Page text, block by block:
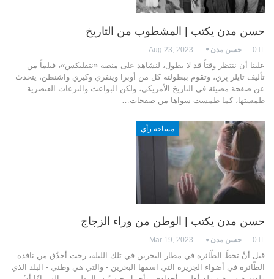
حسن مدن يكتب | المشطوب من التاريخ
حسن مدن Aug 23, 2023
علينا أن ننتظر وقتاً قد لا يطول، لنشاهد على منصة «نتفليكس»، فيلماً من
تأليف تايلر بِري، وتقوم ببطولته كل من أوبرا وينفري وكيري واشنطن، يتحدث
عن صفحة مضيئة في التاريخ الأمريكي، ولكن البواعث والنزعات العنصرية
طمستها، كما طمست سواها من صفحات…
مساحة رأي
حسن مدن يكتب | الوطن من وراء الزجاج
حسن مدن Mar 19, 2023
قبل أنْ تحطّ الطّائرة في مطار البحرين في تلك الليلة، رحت أحدّق من نافذة
الطّائرة في أضواء الجزيرة التي اسمها البحرين - والتي هي وطني - البلد الذي